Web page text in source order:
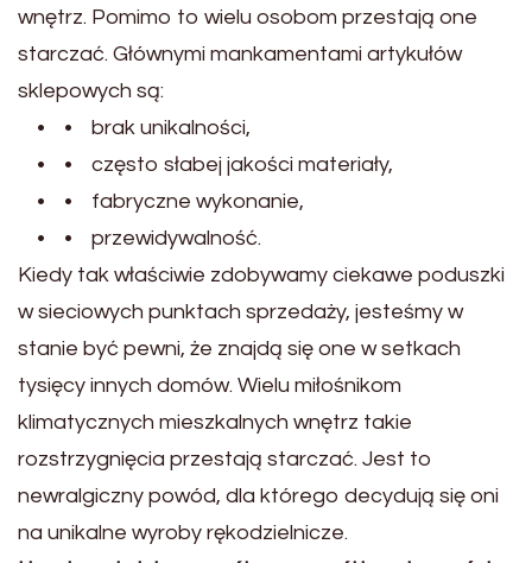
wnętrz. Pomimo to wielu osobom przestają one
starczać. Głównymi mankamentami artykułów
sklepowych są:
• • brak unikalności,
• • często słabej jakości materiały,
• • fabryczne wykonanie,
• • przewidywalność.
Kiedy tak właściwie zdobywamy ciekawe poduszki
w sieciowych punktach sprzedaży, jesteśmy w
stanie być pewni, że znajdą się one w setkach
tysięcy innych domów. Wielu miłośnikom
klimatycznych mieszkalnych wnętrz takie
rozstrzygnięcia przestają starczać. Jest to
newralgiczny powód, dla którego decydują się oni
na unikalne wyroby rękodzielnicze.